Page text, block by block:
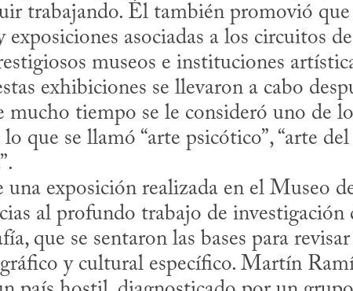
trabajando. Él también promovió que
museos e instituciones
exhibiciones se llevaron a cabo
tiempo se le consideró uno de
que se llamó “arte psicótico”, “arte del
al profundo trabajo de investigación
que se sentaron las bases para
y cultural específico. Martín